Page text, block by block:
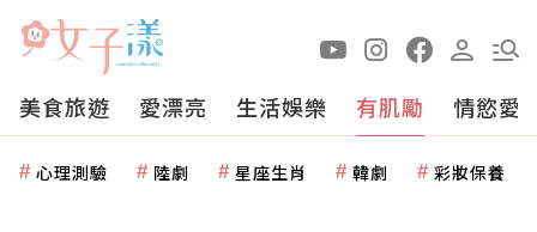
美食旅遊 愛漂亮 生活娛樂 有肌勵 情慾愛
心理測驗 陸劇 星座生肖 韓劇 彩妝保養